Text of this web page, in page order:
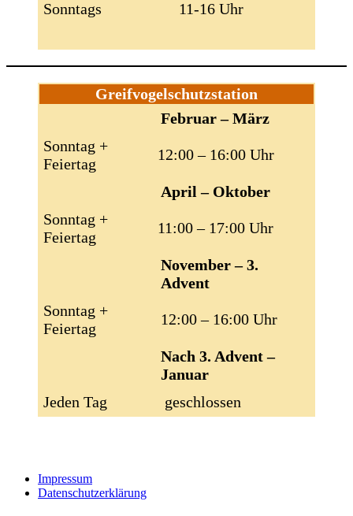
Sonntags 11-16 Uhr
Greifvogelschutzstation
Februar – März
Sonntag +
Feiertag
12:00 – 16:00 Uhr
April – Oktober
Sonntag +
Feiertag
11:00 – 17:00 Uhr
November – 3.
Advent
Sonntag +
Feiertag
12:00 – 16:00 Uhr
Nach 3. Advent –
Januar
Jeden Tag
geschlossen
Impressum
Datenschutzerklärung